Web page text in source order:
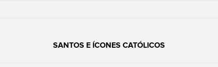
SANTOS E ÍCONES CATÓLICOS